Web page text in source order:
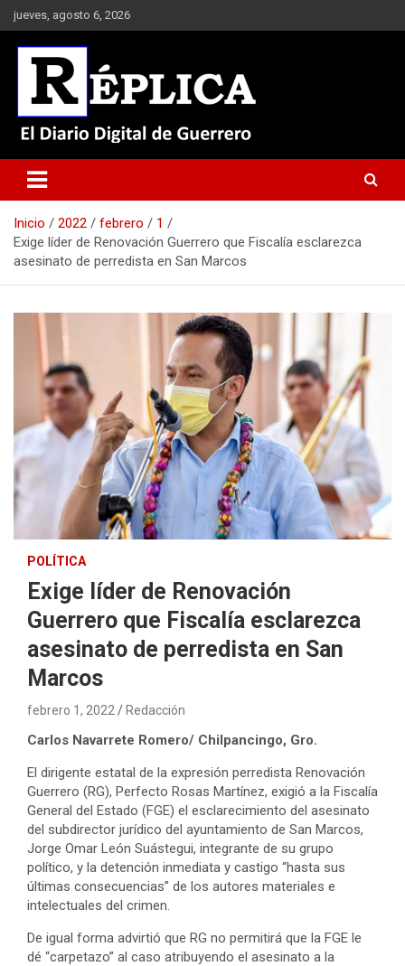
Saltar
al
contenido
jueves, agosto 6, 2026
Réplica
Inicio 2022 febrero
1
Exige líder de Renovación Guerrero que Fiscalía esclarezca
asesinato de perredista en San Marcos
POLÍTICA
Exige líder de Renovación
Guerrero que Fiscalía esclarezca
asesinato de perredista en San
Marcos
febrero 1, 2022 Redacción
Carlos Navarrete Romero/ Chilpancingo, Gro.
El dirigente estatal de la expresión perredista Renovación
Guerrero (RG), Perfecto Rosas Martínez, exigió a la Fiscalía
General del Estado (FGE) el esclarecimiento del asesinato
del subdirector jurídico del ayuntamiento de San Marcos,
Jorge Omar León Suástegui, integrante de su grupo
político, y la detención inmediata y castigo “hasta sus
últimas consecuencias” de los autores materiales e
intelectuales del crimen.
De igual forma advirtió que RG no permitirá que la FGE le
dé “carpetazo” al caso atribuyendo el asesinato a la